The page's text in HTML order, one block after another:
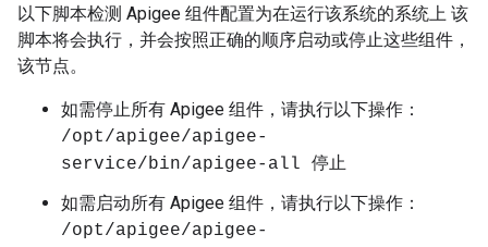
以下脚本检测 Apigee 组件配置为在运行该系统的系统上 该
脚本将会执行，并会按照正确的顺序启动或停止这些组件，
该节点。
如需停止所有 Apigee 组件，请执行以下操作：
/opt/apigee/apigee-
service/bin/apigee-all 停止
如需启动所有 Apigee 组件，请执行以下操作：
/opt/apigee/apigee-